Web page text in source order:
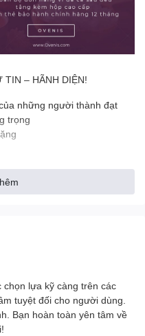
TIN – HÃNH DIỆN!
những người thành đạt
trọng
nhỏ đựng atm, cmnd, giấy
khóa)
1 năm
lựa kỹ càng trên các
tuyệt đối cho người dùng.
Bạn hoàn toàn yên tâm về